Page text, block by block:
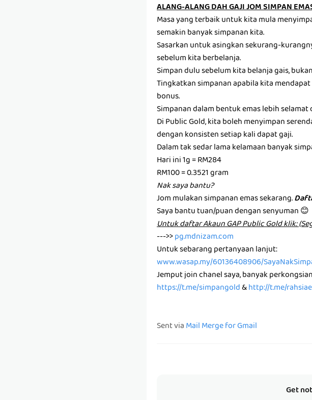
ALANG-ALANG DAH GAJI JOM SIMPAN
Masa yang terbaik untuk kita mula
semakin banyak simpanan kita.
Sasarkan untuk asingkan sekurang-
sebelum kita berbelanja.
Simpan dulu sebelum kita belanja gais,
Tingkatkan simpanan apabila kita
bonus.
Simpanan dalam bentuk emas lebih
Di Public Gold, kita boleh menyimpan
dengan konsisten setiap kali dapat gaji.
Dalam tak sedar lama kelamaan banyak
Hari ini 1g = RM284
RM100 = 0.3521 gram
Nak saya bantu?
Jom mulakan simpanan emas sekarang.
Saya bantu tuan/puan dengan senyuman 😊
U͏n͏t͏u͏k͏ d͏a͏f͏t͏a͏r͏ A͏k͏a͏u͏n͏ G͏A͏P͏ P͏u͏b͏l͏i͏c͏ G͏o͏l͏d͏ k͏l͏i͏k͏:
--->>pg.mdnizam.com
Untuk sebarang pertanyaan lanjut:
www.wasap.my/60136408906/
Jemput join chanel saya, banyak
https://t.me/simpangold&http://t.me/
Sent viaMail Merge for Gmail
Get